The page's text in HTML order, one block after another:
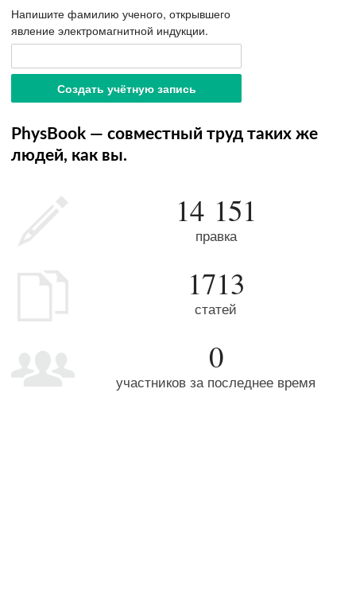
Напишите фамилию ученого, открывшего
явление электромагнитной индукции.
PhysBook — совместный труд таких же
людей, как вы.
14 151
правка
1713
статей
0
участников за последнее время